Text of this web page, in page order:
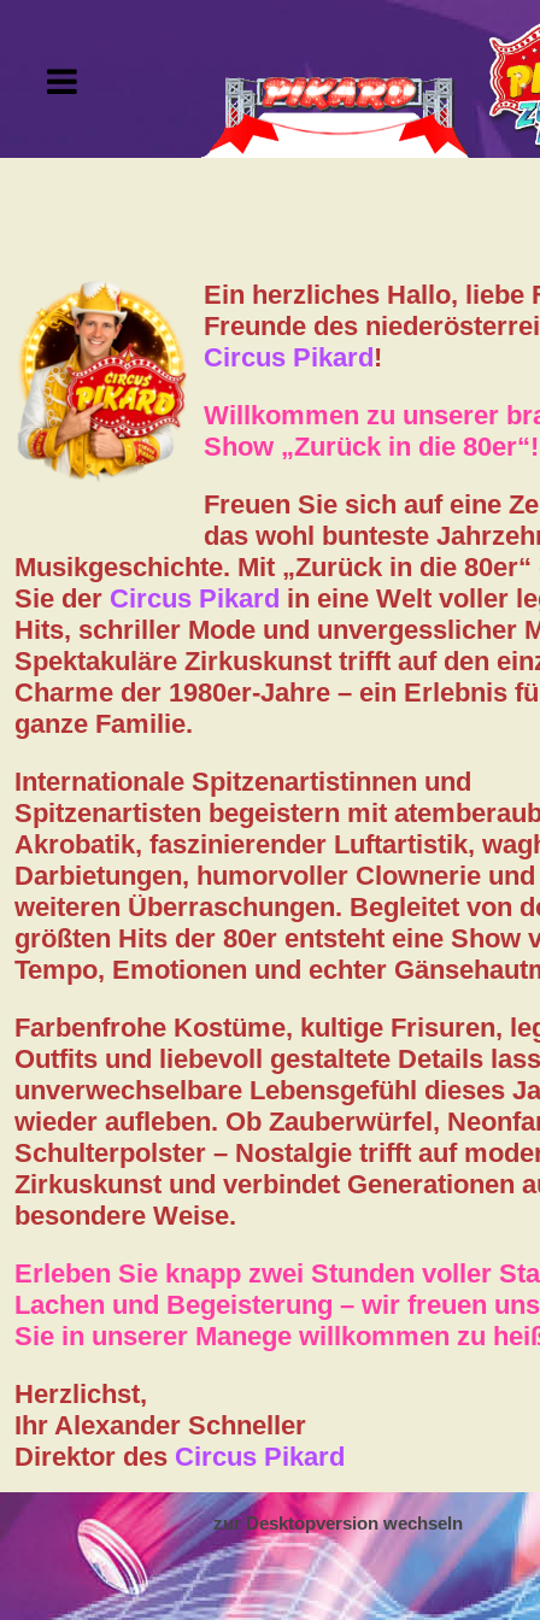
Ein herzliches Hallo, liebe
Freunde des
Circus Pikard!
Willkommen zu unserer
Show „Zurück in die 80er“!
Freuen Sie sich auf eine
das wohl bunteste
Musikgeschichte. Mit „Zurück in die 80er“
Sie der Circus Pikard in eine Welt voller
Hits, schriller Mode und unvergesslicher
Spektakuläre Zirkuskunst trifft auf den
Charme der 1980er-Jahre – ein Erlebnis
ganze Familie.
Internationale Spitzenartistinnen und
Spitzenartisten begeistern mit
Akrobatik, faszinierender Luftartistik,
Darbietungen, humorvoller Clownerie
weiteren Überraschungen. Begleitet von
größten Hits der 80er entsteht eine Show
Tempo, Emotionen und echter
Farbenfrohe Kostüme, kultige Frisuren,
Outfits und liebevoll gestaltete Details
unverwechselbare Lebensgefühl dieses
wieder aufleben. Ob Zauberwürfel,
Schulterpolster – Nostalgie trifft auf
Zirkuskunst und verbindet Generationen
besondere Weise.
Erleben Sie knapp zwei Stunden voller
Lachen und Begeisterung – wir freuen
Sie in unserer Manege willkommen zu
Herzlichst,
Ihr Alexander Schneller
Direktor des Circus Pikard
Tournee
VIP-Kartei
Gutscheine
Artisten
Gästebuch
Kontakt
DSGVO
zur Desktopversion wechseln